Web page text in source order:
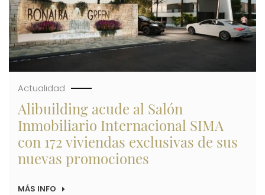
Y
OFRECE
TRES
NUEVAS
PROMOCIONES
EN
COSTA
BLANCA
Actualidad
Alibuilding acude al Salón
Inmobiliario Internacional SIMA
con 172 viviendas exclusivas de sus
nuevas promociones
MÁS INFO SOBRE